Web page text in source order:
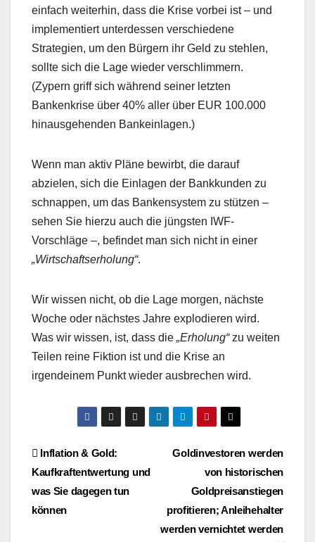
einfach weiterhin, dass die Krise vorbei ist – und
implementiert unterdessen verschiedene
Strategien, um den Bürgern ihr Geld zu stehlen,
sollte sich die Lage wieder verschlimmern.
(Zypern griff sich während seiner letzten
Bankenkrise über 40% aller über EUR 100.000
hinausgehenden Bankeinlagen.)
Wenn man aktiv Pläne bewirbt, die darauf
abzielen, sich die Einlagen der Bankkunden zu
schnappen, um das Bankensystem zu stützen –
sehen Sie hierzu auch die jüngsten IWF-
Vorschläge –, befindet man sich nicht in einer
„Wirtschaftserholung“.
Wir wissen nicht, ob die Lage morgen, nächste
Woche oder nächstes Jahre explodieren wird.
Was wir wissen, ist, dass die „Erholung“zu weiten
Teilen reine Fiktion ist und die Krise an
irgendeinem Punkt wieder ausbrechen wird.
BeitragsnavigationGoldinvestoren werden
von historischen
Goldpreisanstiegen
profitieren; Anleihehalter
werden vernichtet werden
Inflation & Gold:
Kaufkraftentwertung und
was Sie dagegen tun
können